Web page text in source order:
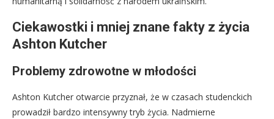
Ciekawostki i mniej znane fakty z życia
Ashton Kutcher
Problemy zdrowotne w młodości
Ashton Kutcher otwarcie przyznał, że w czasach studenckich
prowadził bardzo intensywny tryb życia. Nadmierne